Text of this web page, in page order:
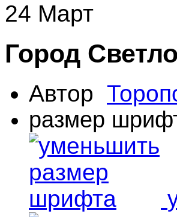
24 Март
Город
Автор
размер